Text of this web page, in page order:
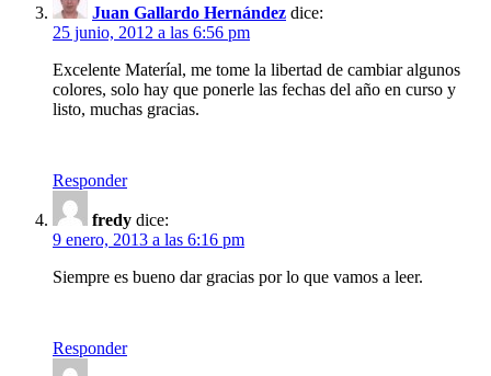
Juan Gallardo Hernández dice:
25 junio, 2012 a las 6:56 pm
Excelente Materíal, me tome la libertad de cambiar algunos
colores, solo hay que ponerle las fechas del año en curso y
listo, muchas gracias.
Responder
fredy dice:
9 enero, 2013 a las 6:16 pm
Siempre es bueno dar gracias por lo que vamos a leer.
Responder